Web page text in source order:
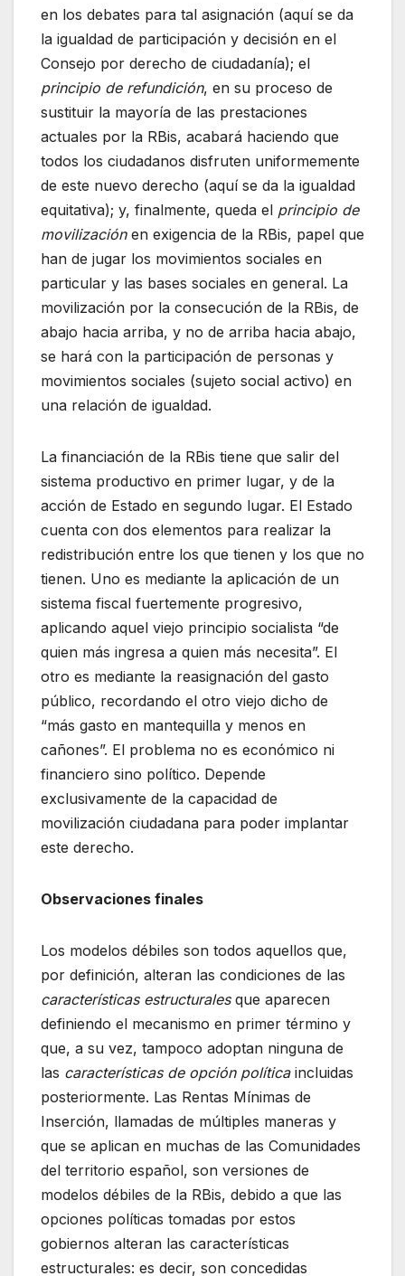
en los debates para tal asignación (aquí se da
la igualdad de participación y decisión en el
Consejo por derecho de ciudadanía); el
principio de refundición, en su proceso de
sustituir la mayoría de las prestaciones
actuales por la RBis, acabará haciendo que
todos los ciudadanos disfruten uniformemente
de este nuevo derecho (aquí se da la igualdad
equitativa); y, finalmente, queda el principio de
movilizaciónen exigencia de la RBis, papel que
han de jugar los movimientos sociales en
particular y las bases sociales en general. La
movilización por la consecución de la RBis, de
abajo hacia arriba, y no de arriba hacia abajo,
se hará con la participación de personas y
movimientos sociales (sujeto social activo) en
una relación de igualdad.
La financiación de la RBis tiene que salir del
sistema productivo en primer lugar, y de la
acción de Estado en segundo lugar. El Estado
cuenta con dos elementos para realizar la
redistribución entre los que tienen y los que no
tienen. Uno es mediante la aplicación de un
sistema fiscal fuertemente progresivo,
aplicando aquel viejo principio socialista “de
quien más ingresa a quien más necesita”. El
otro es mediante la reasignación del gasto
público, recordando el otro viejo dicho de
“más gasto en mantequilla y menos en
cañones”. El problema no es económico ni
financiero sino político. Depende
exclusivamente de la capacidad de
movilización ciudadana para poder implantar
este derecho.
Observaciones finales
Los modelos débiles son todos aquellos que,
por definición, alteran las condiciones de las
características estructuralesque aparecen
definiendo el mecanismo en primer término y
que, a su vez, tampoco adoptan ninguna de
las características de opción políticaincluidas
posteriormente. Las Rentas Mínimas de
Inserción, llamadas de múltiples maneras y
que se aplican en muchas de las Comunidades
del territorio español, son versiones de
modelos débiles de la RBis, debido a que las
opciones políticas tomadas por estos
gobiernos alteran las características
estructurales: es decir, son concedidas